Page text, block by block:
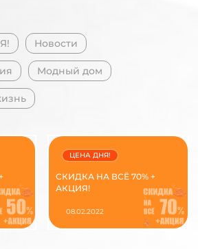
Новости
Модный дом
СКИДКА НА ВСЁ 70% +
АКЦИЯ!
ЦЕНА ДНЯ!
08.02.2022